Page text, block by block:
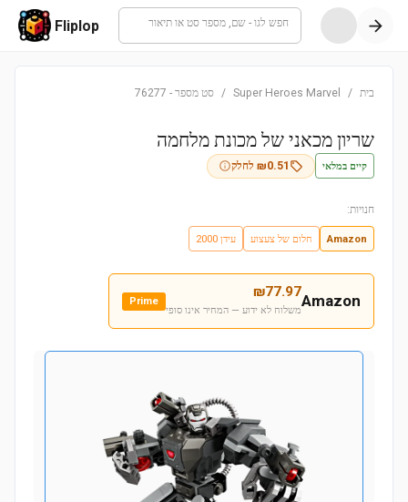
חפש לגו - שם, מספר סט או תיאור Fliplop
בית /
Super Heroes Marvel
/ סט מספר -
76277
שריון מכאני של מכונת מלחמה
קיים במלאי ₪0.51 לחלק
חנויות:
Amazon חלום של צעצוע עידן 2000
Amazon
₪77.97
משלוח לא ידוע — המחיר אינו סופי
Prime